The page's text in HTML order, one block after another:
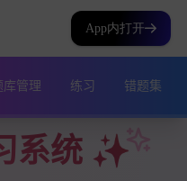
App内打开